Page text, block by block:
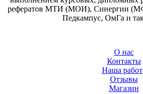
рефератов МТИ (МОИ), Синергии
Педкампус, ОмГа и
О нас
Контакты
Наша
Отзывы
Магазин